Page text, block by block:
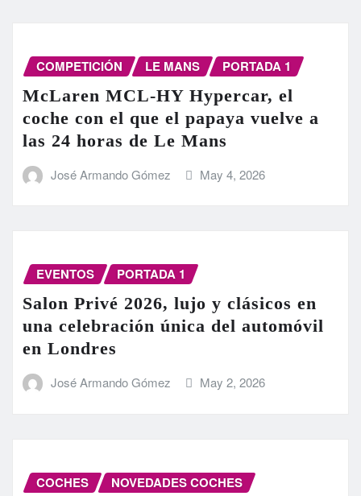
COMPETICIÓN LE MANS PORTADA 1
McLaren MCL-HY Hypercar, el
coche con el que el papaya vuelve a
las 24 horas de Le Mans
José Armando Gómez May 4, 2026
EVENTOS PORTADA 1
Salon Privé 2026, lujo y clásicos en
una celebración única del automóvil
en Londres
José Armando Gómez May 2, 2026
COCHES
NOVEDADES COCHES